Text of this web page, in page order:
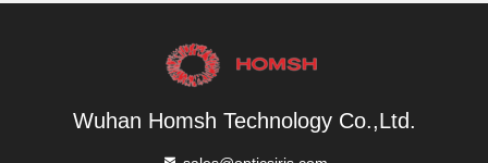
Wuhan Homsh Technology Co.,Ltd.